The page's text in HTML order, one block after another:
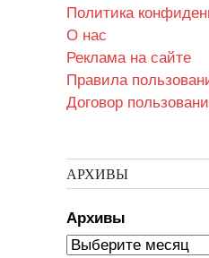
Политика
О нас
Реклама на сайте
Правила
Договор
АРХИВЫ
Архивы